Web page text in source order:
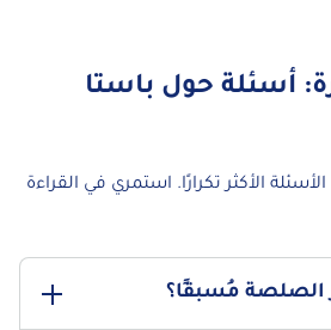
أسئلة حول باستا
الأكثر تكرارًا. استمري في القراءة
الصلصة مُسبقًا؟